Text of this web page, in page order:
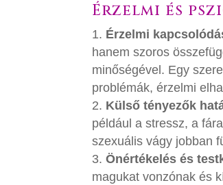
Érzelmi és
Érzelmi
hanem szoros
minőségével. Egy
problémák, érzelmi
Külső tényezők
például a stressz, a
szexuális vágy jobban
Önértékelés és
magukat vonzónak és